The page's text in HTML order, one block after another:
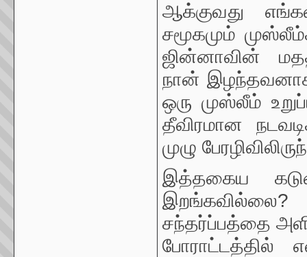
ஆக்குவது
சமூகமும்
ஜின்னாவின்
நான் இழந்தவனாக
ஒரு முஸ்லீம்
தீவிரமான
முழு
இத்தகைய
இறங்கவில்லை?
சந்தர்ப்பத்தை
போராட்டத்தில்